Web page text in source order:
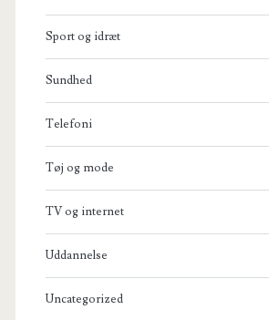
Sport og idræt
Sundhed
Telefoni
Tøj og mode
TV og internet
Uddannelse
Uncategorized